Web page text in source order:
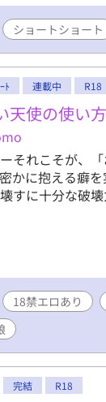
ショートショート
ﾄ 連載中 R18
天使の使い方
それこそが、
かに抱える癖
すに十分な破
18禁エロあり
完結 R18